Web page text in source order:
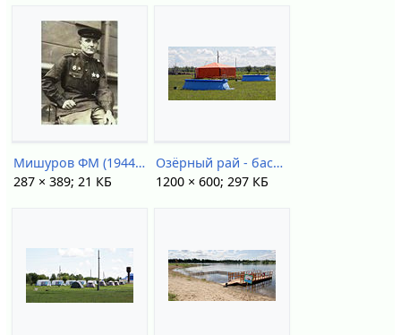
Мишуров ФМ (1944).JPG
287 × 389; 21 КБ
Озёрный рай - бассейны и кафе - IMG 3399 1.jpg
1200 × 600; 297 КБ